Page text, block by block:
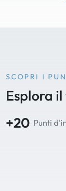
SCOPRI I
Esplora
+20 Punti